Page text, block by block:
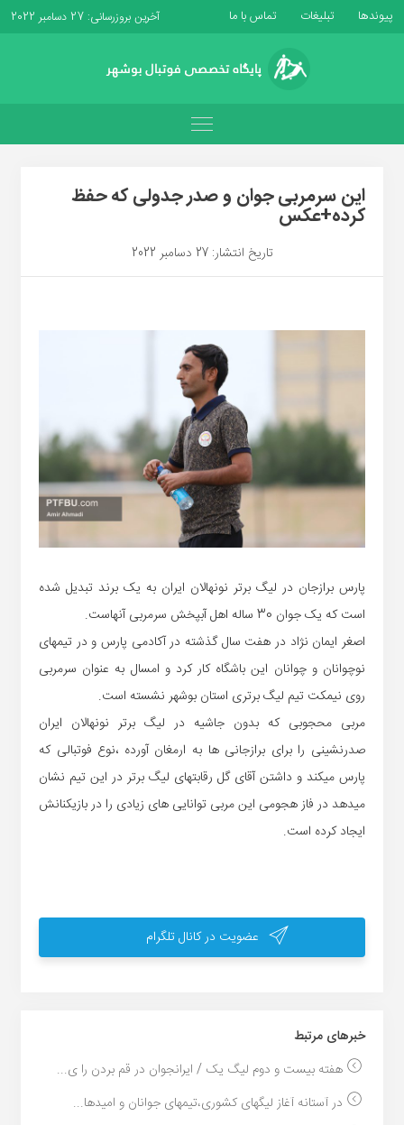
پیوندها تبلیغات تماس با ما آخرین بروزرسانی: 27 دسامبر 2022
این سرمربی جوان و صدر جدولی که حفظ
کرده+عکس
تاریخ انتشار: 27 دسامبر 2022
پارس برازجان در لیگ برتر نونهالان ایران به یک برند تبدیل شده
است که یک جوان 30 ساله اهل آبپخش سرمربی آنهاست.
اصغر ایمان نژاد در هفت سال گذشته در آکادمی پارس و در تیمهای
نوچوانان و چوانان این باشگاه کار کرد و امسال به عنوان سرمربی
روی نیمکت تیم لیگ برتری استان بوشهر نشسته است.
مربی محجوبی که بدون جاشیه در لیگ برتر نونهالان ایران
صدرنشینی را برای برازجانی ها به ارمغان آورده ،نوع فوتبالی که
پارس میکند و داشتن آقای گل رقابتهای لیگ برتر در این تیم نشان
میدهد در فاز هجومی این مربی توانایی های زیادی را در بازیکنانش
ایجاد کرده است.
عضویت در کانال تلگرام
خبر‌های مرتبط
هفته بیست و دوم لیگ یک / ایرانجوان در قم بردن را ی...
در آستانه آغاز لیگهای کشوری،تیمهای جوانان و امیدها...